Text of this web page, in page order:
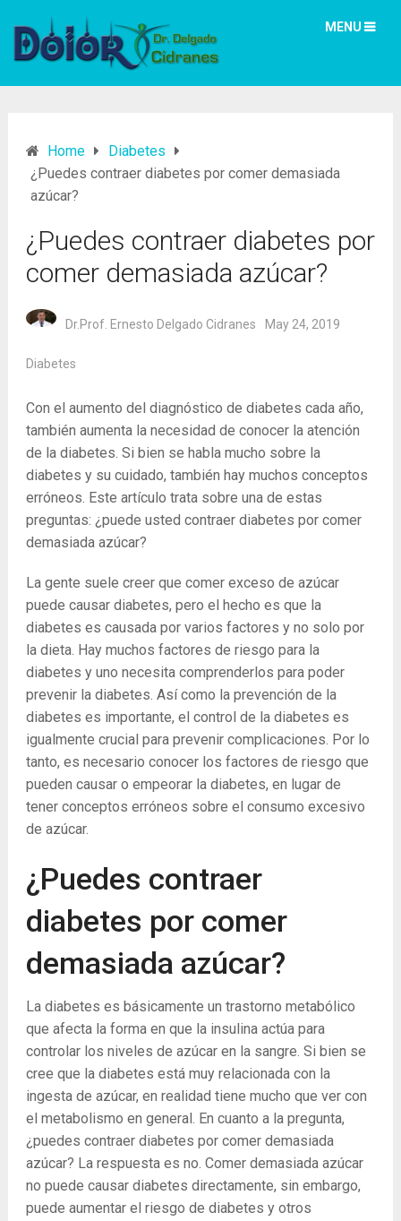
MENU
Home
Diabetes
¿Puedes contraer diabetes por comer demasiada
azúcar?
¿Puedes contraer diabetes por
comer demasiada azúcar?
Dr.Prof. Ernesto Delgado Cidranes May 24, 2019
Diabetes
Con el aumento del diagnóstico de diabetes cada año,
también aumenta la necesidad de conocer la atención
de la diabetes. Si bien se habla mucho sobre la
diabetes y su cuidado, también hay muchos conceptos
erróneos. Este artículo trata sobre una de estas
preguntas: ¿puede usted contraer diabetes por comer
demasiada azúcar?
La gente suele creer que comer exceso de azúcar
puede causar diabetes, pero el hecho es que la
diabetes es causada por varios factores y no solo por
la dieta. Hay muchos factores de riesgo para la
diabetes y uno necesita comprenderlos para poder
prevenir la diabetes. Así como la prevención de la
diabetes es importante, el control de la diabetes es
igualmente crucial para prevenir complicaciones. Por lo
tanto, es necesario conocer los factores de riesgo que
pueden causar o empeorar la diabetes, en lugar de
tener conceptos erróneos sobre el consumo excesivo
de azúcar.
¿Puedes contraer
diabetes por comer
demasiada azúcar?
La diabetes es básicamente un trastorno metabólico
que afecta la forma en que la insulina actúa para
controlar los niveles de azúcar en la sangre. Si bien se
cree que la diabetes está muy relacionada con la
ingesta de azúcar, en realidad tiene mucho que ver con
el metabolismo en general. En cuanto a la pregunta,
¿puedes contraer diabetes por comer demasiada
azúcar? La respuesta es no. Comer demasiada azúcar
no puede causar diabetes directamente, sin embargo,
puede aumentar el riesgo de diabetes y otros